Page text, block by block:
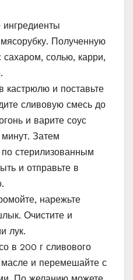
Полученную
солью, карри,
кастрюлю и поставьте
сливовую смесь до
и варите соус
Затем
по стерилизованным
и отправьте в
нарежьте
Очистите и
лук.
в 200 г сливового
и перемешайте с